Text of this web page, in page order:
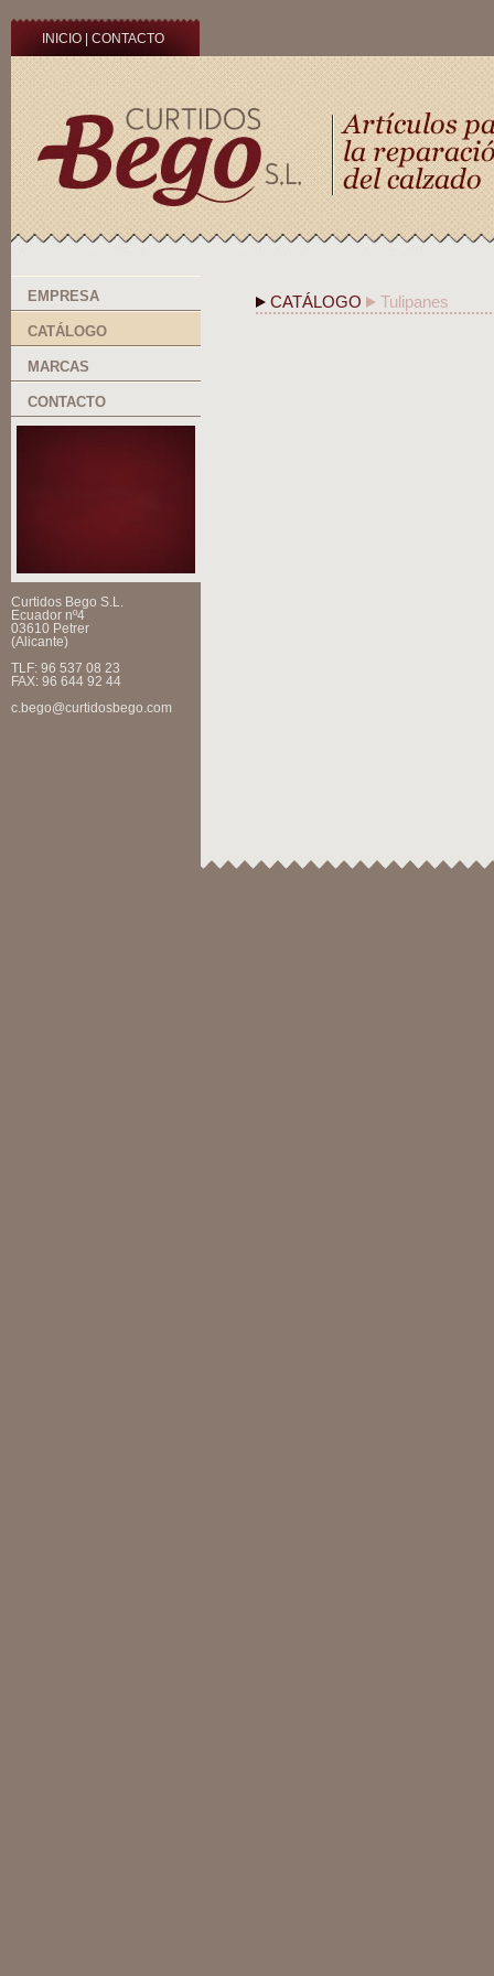
INICIO CONTACTO
EMPRESA
CATÁLOGO
MARCAS
CONTACTO
Curtidos Bego S.L.
Ecuador nº4
03610 Petrer
(Alicante)
TLF: 96 537 08 23
FAX: 96 644 92 44
c.bego@curtidosbego.com
CATÁLOGO Tulipanes